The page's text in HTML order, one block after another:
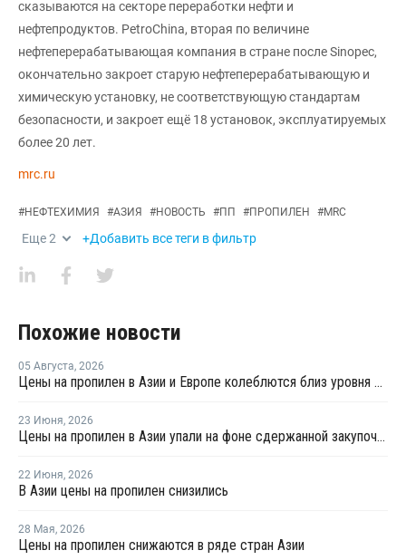
сказываются на секторе переработки нефти и
нефтепродуктов. PetroChina, вторая по величине
нефтеперерабатывающая компания в стране после Sinopec,
окончательно закроет старую нефтеперерабатывающую и
химическую установку, не соответствующую стандартам
безопасности, и закроет ещё 18 установок, эксплуатируемых
более 20 лет.
mrc.ru
#НЕФТЕХИМИЯ #АЗИЯ #НОВОСТЬ #ПП #ПРОПИЛЕН #MRC
Еще2 +Добавить все теги в фильтр
Похожие новости
05 Августа, 2026
Цены на пропилен в Азии и Европе колеблются близ уровня в USD1000
23 Июня, 2026
Цены на пропилен в Азии упали на фоне сдержанной закупочной активности
22 Июня, 2026
В Азии цены на пропилен снизились
28 Мая, 2026
Цены на пропилен снижаются в ряде стран Азии